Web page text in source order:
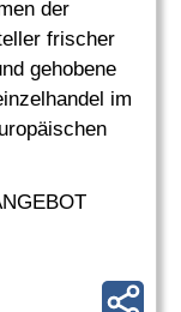
der
frischer
gehobene
im